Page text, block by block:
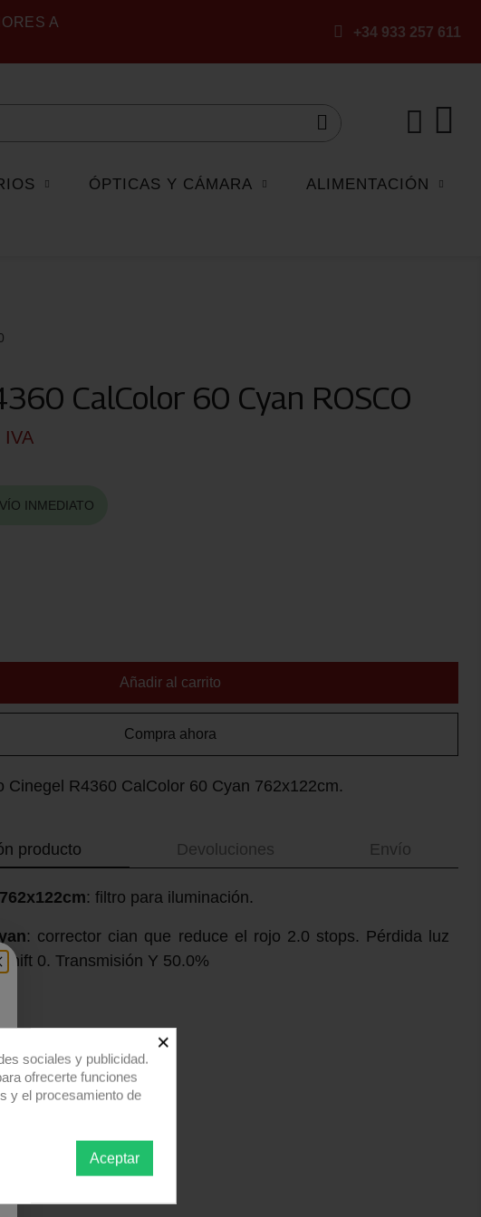
A
+34 933 257 611
ÓPTICAS Y CÁMARA ALIMENTACIÓN
CalColor 60 Cyan ROSCO
IVA
INMEDIATO
Añadir al carrito
Compra ahora
Cinegel R4360 CalColor 60 Cyan 762x122cm.
producto Devoluciones Envío
: filtro para iluminación.
: corrector cian que reduce el rojo 2.0 stops. Pérdida luz
shift 0. Transmisión Y 50.0%
×
sociales y publicidad.
ofrecerte funciones
y el procesamiento de
Aceptar